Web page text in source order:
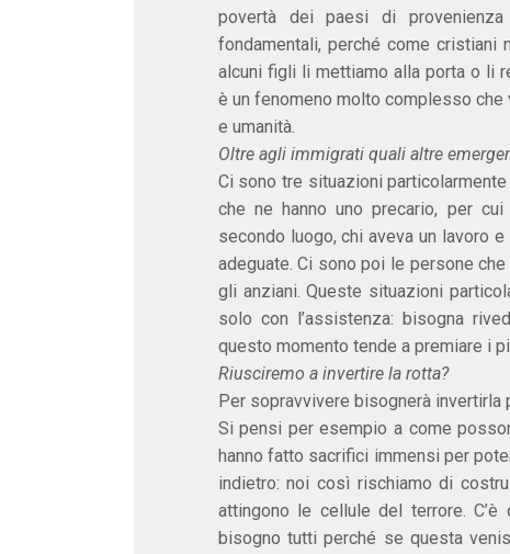
povertà dei paesi di
fondamentali, perché come cristiani
alcuni figli li mettiamo alla porta o li
è un fenomeno molto complesso
e umanità.
Oltre agli immigrati quali altre
Ci sono tre situazioni
che ne hanno uno precario, per
secondo luogo, chi aveva un lavoro
adeguate. Ci sono poi le persone
gli anziani. Queste situazioni
solo con l’assistenza: bisogna
questo momento tende a premiare i
Riusciremo a invertire la rotta?
Per sopravvivere bisognerà
Si pensi per esempio a come
hanno fatto sacrifici immensi per
indietro: noi così rischiamo di
attingono le cellule del terrore.
bisogno tutti perché se questa